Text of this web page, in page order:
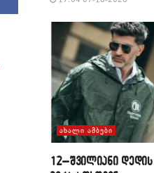
ᲐᲮᲐᲚᲘ ᲐᲛᲑᲔᲑᲘ
12–შვილიანი